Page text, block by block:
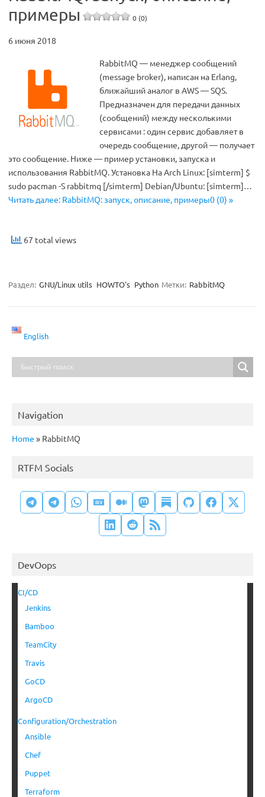
примеры
0 (0)
6 июня 2018
RabbitMQ — менеджер сообщений
(message broker), написан на Erlang,
ближайший аналог в AWS — SQS.
Предназначен для передачи данных
(сообщений) между несколькими
сервисами : один сервис добавляет в
очередь сообщение, другой — получает
это сообщение. Ниже — пример установки, запуска и
использования RabbitMQ. Установка На Arch Linux: [simterm] $
sudo pacman -S rabbitmq [/simterm] Debian/Ubuntu: [simterm]…
Читать далее: RabbitMQ: запуск, описание, примеры0 (0) »
67 total views
Раздел: GNU/Linux utils HOWTO's Python Метки: RabbitMQ
English
Navigation
Home » RabbitMQ
RTFM Socials
DevOops
CI/CD
Jenkins
Bamboo
TeamCity
Travis
GoCD
ArgoCD
Configuration/Orchestration
Ansible
Chef
Puppet
Terraform